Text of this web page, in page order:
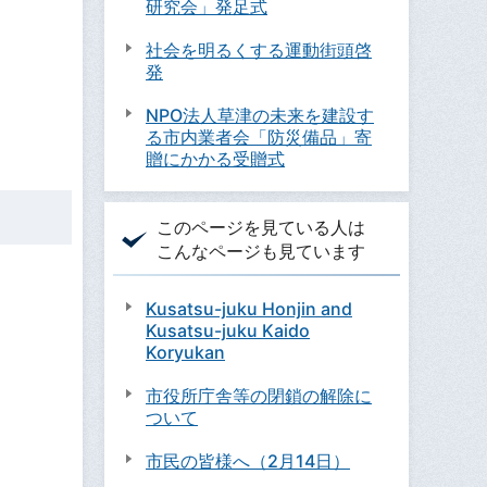
研究会」発足式
社会を明るくする運動街頭啓
発
NPO法人草津の未来を建設す
る市内業者会「防災備品」寄
贈にかかる受贈式
このページを見ている人は
こんなページも見ています
Kusatsu-juku Honjin and
Kusatsu-juku Kaido
Koryukan
市役所庁舎等の閉鎖の解除に
ついて
市民の皆様へ（2月14日）